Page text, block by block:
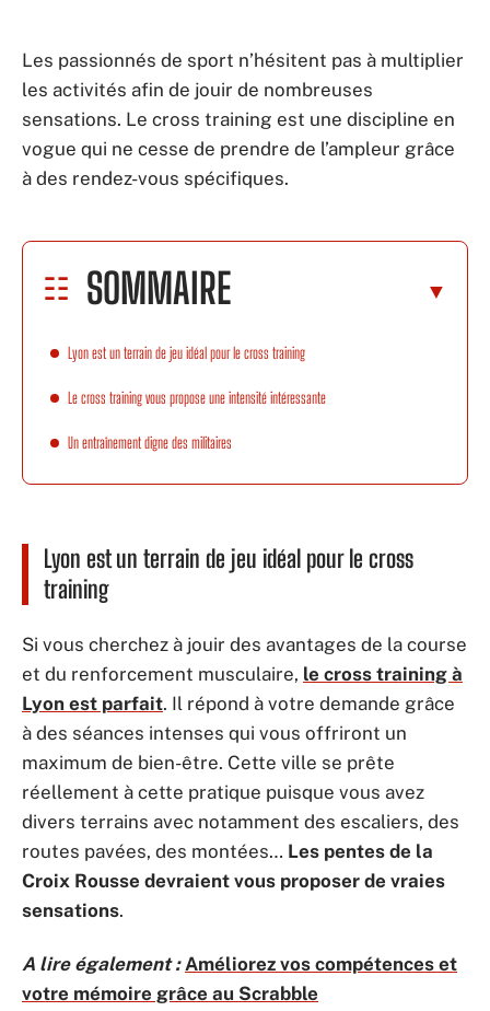
Les passionnés de sport n’hésitent pas à multiplier
les activités afin de jouir de nombreuses
sensations. Le cross training est une discipline en
vogue qui ne cesse de prendre de l’ampleur grâce
à des rendez-vous spécifiques.
SOMMAIRE
Lyon est un terrain de jeu idéal pour le cross training
Le cross training vous propose une intensité intéressante
Un entraînement digne des militaires
Lyon est un terrain de jeu idéal pour le cross
training
Si vous cherchez à jouir des avantages de la course
et du renforcement musculaire, le cross training à
Lyon est parfait. Il répond à votre demande grâce
à des séances intenses qui vous offriront un
maximum de bien-être. Cette ville se prête
réellement à cette pratique puisque vous avez
divers terrains avec notamment des escaliers, des
routes pavées, des montées… Les pentes de la
Croix Rousse devraient vous proposer de vraies
sensations.
A lire également : Améliorez vos compétences et
votre mémoire grâce au Scrabble